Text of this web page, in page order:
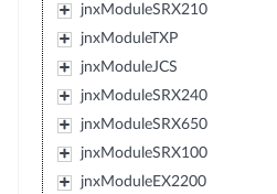
jnxModuleSRX210
jnxModuleTXP
jnxModuleJCS
jnxModuleSRX240
jnxModuleSRX650
jnxModuleSRX100
jnxModuleEX2200